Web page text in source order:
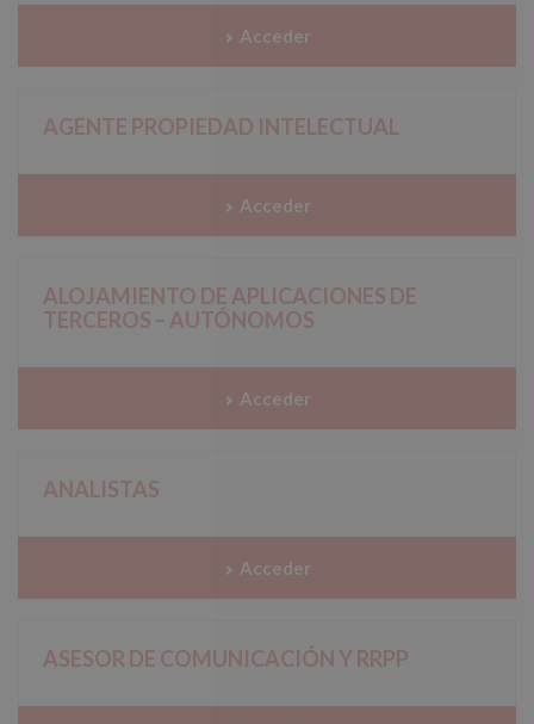
Acceder
AGENTE PROPIEDAD INTELECTUAL
Acceder
ALOJAMIENTO DE APLICACIONES DE
TERCEROS – AUTÓNOMOS
Acceder
ANALISTAS
Acceder
ASESOR DE COMUNICACIÓN Y RRPP